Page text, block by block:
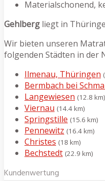
Materialschonend,
Gehlberg liegt in
Wir bieten unseren
folgenden Städten in der
Ilmenau, Thüringen
Bermbach bei
Langewiesen (12.8 km)
Viernau (14.4 km)
Springstille (15.6 km)
Pennewitz (16.4 km)
Christes (18 km)
Bechstedt (22.9 km)
Kundenwertung